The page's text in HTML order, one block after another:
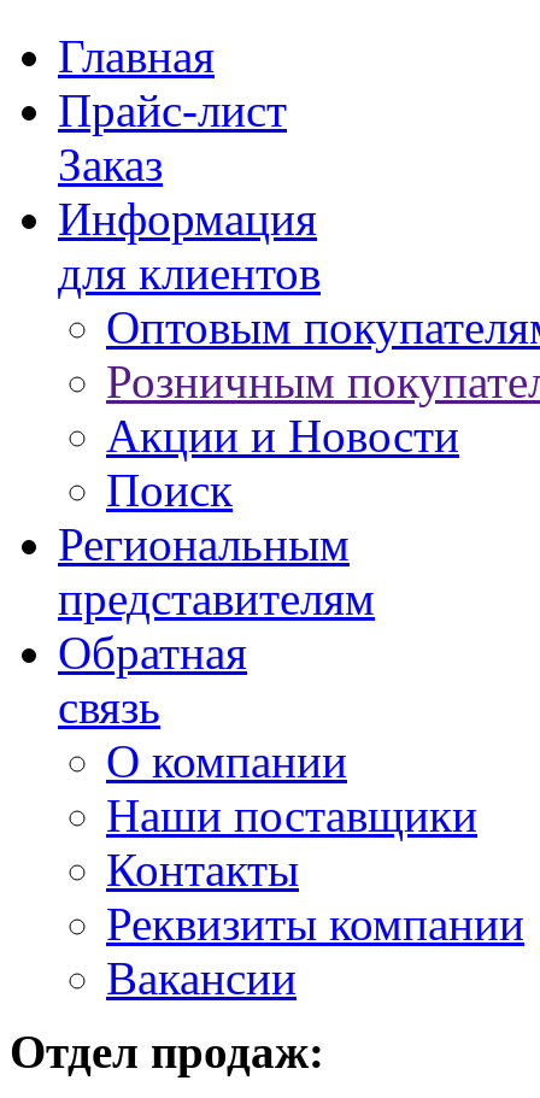
Главная
Прайс-лист
Заказ
Информация
для клиентов
Оптовым
Розничным
Акции и Новости
Поиск
Региональным
представителям
Обратная
связь
О компании
Наши поставщики
Контакты
Реквизиты компании
Вакансии
Отдел продаж: